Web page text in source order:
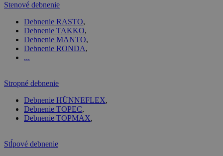
Stenové debnenie
Debnenie RASTO,
Debnenie TAKKO,
Debnenie MANTO,
Debnenie RONDA,
...
Stropné debnenie
Debnenie HÜNNEFLEX,
Debnenie TOPEC,
Debnenie TOPMAX,
Stĺpové debnenie